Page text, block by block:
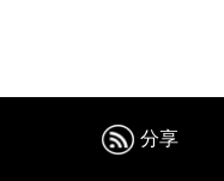
分享